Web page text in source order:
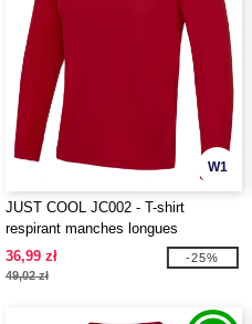
W1
JUST COOL JC002 - T-shirt
respirant manches longues
Neoteric™
36,99 zł
49,02 zł
-25%